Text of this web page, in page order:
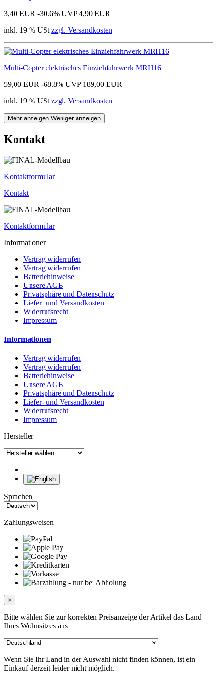
3,40 EUR -30.6% UVP 4,90 EUR
inkl. 19 % USt zzgl. Versandkosten
Multi-Copter elektrisches Einziehfahrwerk MRH16
59,00 EUR -68.8% UVP 189,00 EUR
inkl. 19 % USt zzgl. Versandkosten
Mehr anzeigen Weniger anzeigen
Kontakt
Kontaktformular
Kontakt
Kontaktformular
Informationen
Vertrag widerrufen
Vertrag widerrufen
Batteriehinweise
Unsere AGB
Privatsphäre und Datenschutz
Liefer- und Versandkosten
Widerrufsrecht
Impressum
Informationen
Vertrag widerrufen
Vertrag widerrufen
Batteriehinweise
Unsere AGB
Privatsphäre und Datenschutz
Liefer- und Versandkosten
Widerrufsrecht
Impressum
Hersteller
Sprachen
Zahlungsweisen
×
Bitte wählen Sie zur korrekten Preisanzeige der Artikel das Land
Ihres Wohnsitzes aus
Wenn Sie Ihr Land in der Auswahl nicht finden können, ist ein
Einkauf derzeit leider nicht möglich.